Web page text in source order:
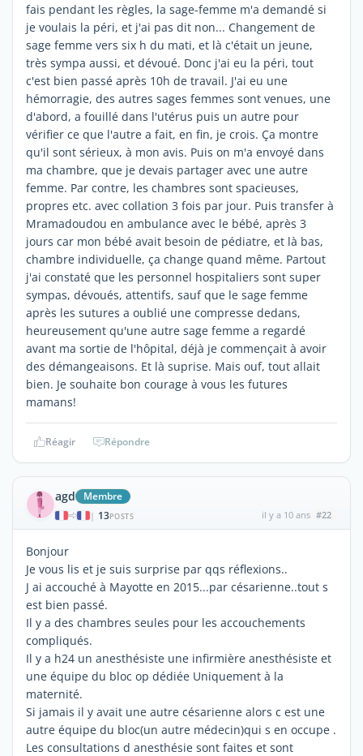
fais pendant les règles, la sage-femme m'a demandé si
je voulais la péri, et j'ai pas dit non... Changement de
sage femme vers six h du mati, et là c'était un jeune,
très sympa aussi, et dévoué. Donc j'ai eu la péri, tout
c'est bien passé après 10h de travail. J'ai eu une
hémorragie, des autres sages femmes sont venues, une
d'abord, a fouillé dans l'utérus puis un autre pour
vérifier ce que l'autre a fait, en fin, je crois. Ça montre
qu'il sont sérieux, à mon avis. Puis on m'a envoyé dans
ma chambre, que je devais partager avec une autre
femme. Par contre, les chambres sont spacieuses,
propres etc. avec collation 3 fois par jour. Puis transfer à
Mramadoudou en ambulance avec le bébé, après 3
jours car mon bébé avait besoin de pédiatre, et là bas,
chambre individuelle, ça change quand même. Partout
j'ai constaté que les personnel hospitaliers sont super
sympas, dévoués, attentifs, sauf que le sage femme
après les sutures a oublié une compresse dedans,
heureusement qu'une autre sage femme a regardé
avant ma sortie de l'hôpital, déjà je commençait à avoir
des démangeaisons. Et là suprise. Mais ouf, tout allait
bien. Je souhaite bon courage à vous les futures
mamans!
Réagir Répondre
agd Membre
| 13POSTS il y a 10 ans #22
Bonjour
Je vous lis et je suis surprise par qqs réflexions..
J ai accouché à Mayotte en 2015...par césarienne..tout s
est bien passé.
Il y a des chambres seules pour les accouchements
compliqués.
Il y a h24 un anesthésiste une infirmière anesthésiste et
une équipe du bloc op dédiée Uniquement à la
maternité.
Si jamais il y avait une autre césarienne alors c est une
autre équipe du bloc(un autre médecin)qui s en occupe .
Les consultations d anesthésie sont faites et sont